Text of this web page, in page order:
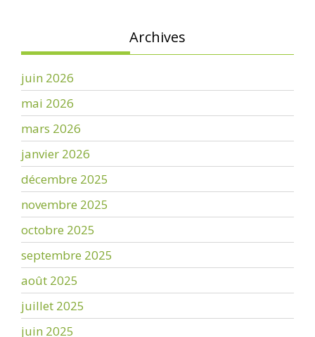
Archives
juin 2026
mai 2026
mars 2026
janvier 2026
décembre 2025
novembre 2025
octobre 2025
septembre 2025
août 2025
juillet 2025
juin 2025